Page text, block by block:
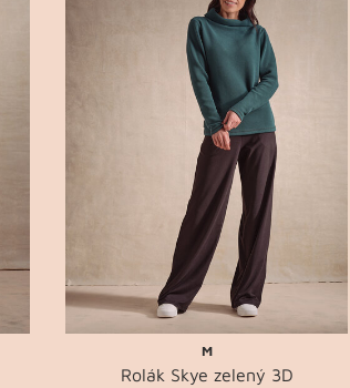
M
Rolák Skye zelený 3D